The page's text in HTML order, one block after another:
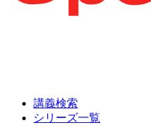
講義検索
シリーズ一覧